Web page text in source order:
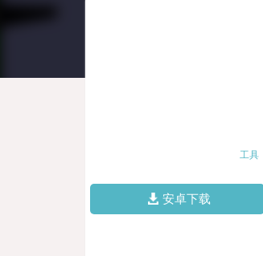
工具
安卓下载